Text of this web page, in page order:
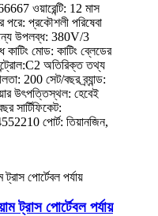
ওয়ারেন্টি: 12 মাস
পরে: প্রকৌশলী পরিষেবা
জন্য উপলব্ধ: 380V/3
মোড: কাটিং ব্লেডের
অতিরিক্ত তথ্য
200 সেট/বছর ব্র্যান্ড:
উৎপত্তিস্থল: হেবেই
সার্টিফিকেট:
পোর্ট: তিয়ানজিন,
ট্রাস পোর্টেবল পর্যায়